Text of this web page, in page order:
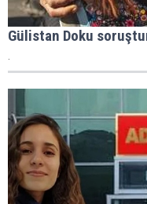
Gülistan Doku
.